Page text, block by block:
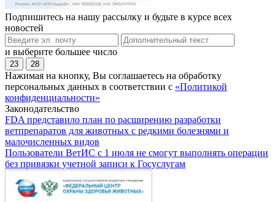
Подпишитесь на нашу рассылку и будьте в курсе всех
новостей
и выберите большее число
23 28
Нажимая на кнопку, Вы соглашаетесь на обработку
персональных данных в соответствии с «Политикой
конфиденциальности»
Законодательство
FDA представило план по расширению разработки
ветпрепаратов для животных с редкими болезнями и
малочисленных видов
Пользователи ВетИС с 1 июля не смогут выполнять операции
без привязки учетной записи к Госуслугам